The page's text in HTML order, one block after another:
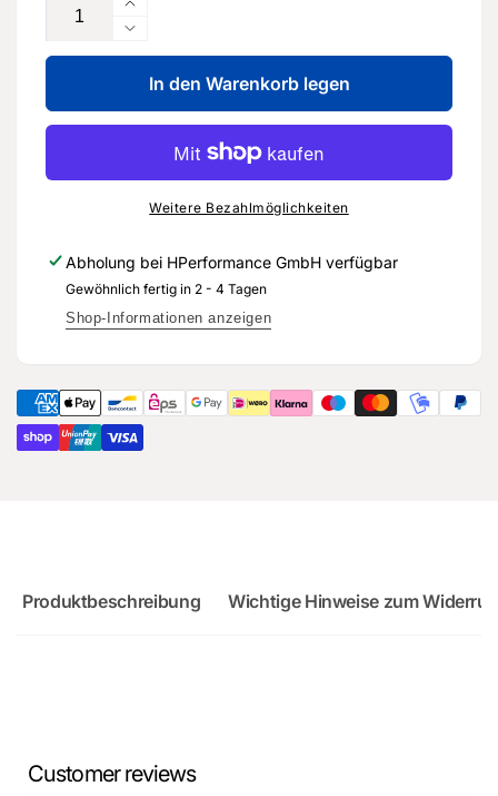
Erhöhe
die
Menge
für
Lichtwellenleiter
-
972
460
Ersatzteil
für
Audi
Verringere
die
Menge
für
Lichtwellenleiter
4E0
972
Original
Ersatzteil
für
Sportback
In den Warenkorb legen
Weitere Bezahlmöglichkeiten
Abholung bei HPerformance GmbH verfügbar
Gewöhnlich fertig in 2 - 4 Tagen
Shop-Informationen anzeigen
Produktbeschreibung Wichtige Hinweise zum
Customer reviews